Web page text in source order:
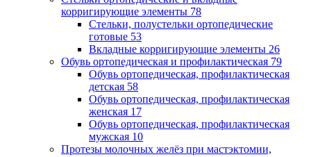
корригирующие элементы 78
Стельки, полустельки ортопедические
готовые 53
Вкладные корригирующие элементы 26
Обувь ортопедическая и профилактическая 79
Обувь ортопедическая, профилактическая
детская 58
Обувь ортопедическая, профилактическая
женская 17
Обувь ортопедическая, профилактическая
мужская 10
Протезы молочных желёз при мастэктомии,